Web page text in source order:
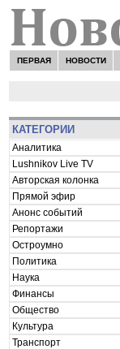
ПЕРВАЯ НОВОСТИ
КАТЕГОРИИ
Аналитика
Lushnikov Live TV
Авторская колонка
Прямой эфир
Анонс событий
Репортажи
Остроумно
Политика
Наука
Финансы
Общество
Культура
Транспорт